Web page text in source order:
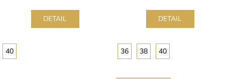
DETAIL
40
DETAIL
36 38 40